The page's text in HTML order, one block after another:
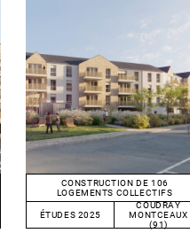
CONSTRUCTION DE 106
LOGEMENTS COLLECTIFS
ÉTUDES 2025
COUDRAY
MONTCEAUX
(91)